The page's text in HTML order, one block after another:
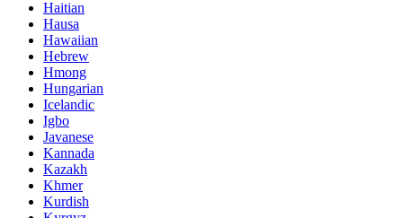
Haitian
Hausa
Hawaiian
Hebrew
Hmong
Hungarian
Icelandic
Igbo
Javanese
Kannada
Kazakh
Khmer
Kurdish